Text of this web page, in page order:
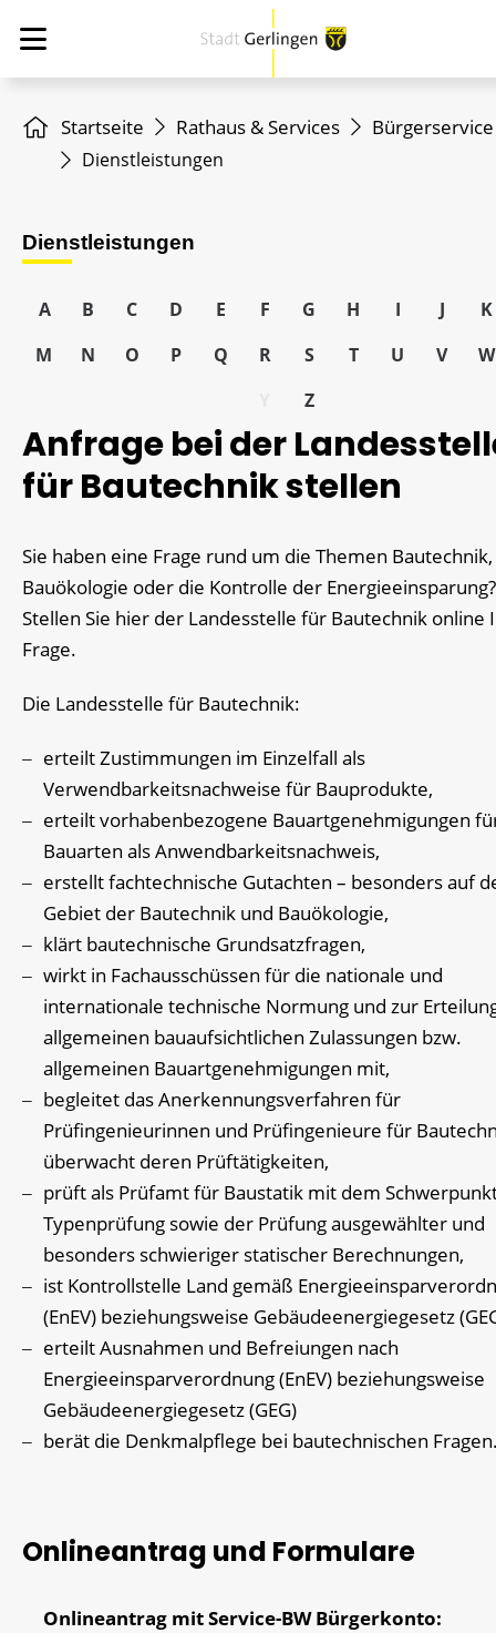
Startseite Rathaus & Services Bürgerservice
Dienstleistungen
Dienstleistungen
A B C D E F G H I J
K
M
N O P Q R S T U V
W
Z
Anfrage bei der
für Bautechnik stellen
Sie haben eine Frage rund um die Themen Bautechnik,
Bauökologie oder die Kontrolle der Energieeinsparung?
Stellen Sie hier der Landesstelle für Bautechnik online
Frage.
Die Landesstelle für Bautechnik:
erteilt Zustimmungen im Einzelfall als
Verwendbarkeitsnachweise für Bauprodukte,
erteilt vorhabenbezogene Bauartgenehmigungen
Bauarten als Anwendbarkeitsnachweis,
erstellt fachtechnische Gutachten – besonders auf
Gebiet der Bautechnik und Bauökologie,
klärt bautechnische Grundsatzfragen,
wirkt in Fachausschüssen für die nationale und
internationale technische Normung und zur
allgemeinen bauaufsichtlichen Zulassungen bzw.
allgemeinen Bauartgenehmigungen mit,
begleitet das Anerkennungsverfahren für
Prüfingenieurinnen und Prüfingenieure für
überwacht deren Prüftätigkeiten,
prüft als Prüfamt für Baustatik mit dem
Typenprüfung sowie der Prüfung ausgewählter und
besonders schwieriger statischer Berechnungen,
ist Kontrollstelle Land gemäß
(EnEV) beziehungsweise Gebäudeenergiegesetz
erteilt Ausnahmen und Befreiungen nach
Energieeinsparverordnung (EnEV) beziehungsweise
Gebäudeenergiegesetz (GEG)
berät die Denkmalpflege bei bautechnischen
Onlineantrag und Formulare